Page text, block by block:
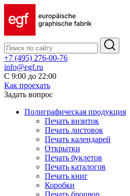
+7 (495) 276-00-76
info@egf.ru
С 9:00 до 22:00
Как проехать
Задать вопрос
Полиграфическая продукция
Печать визиток
Печать листовок
Печать календарей
Открытки
Печать буклетов
Печать каталогов
Печать книг
Коробки
Печать брошюр